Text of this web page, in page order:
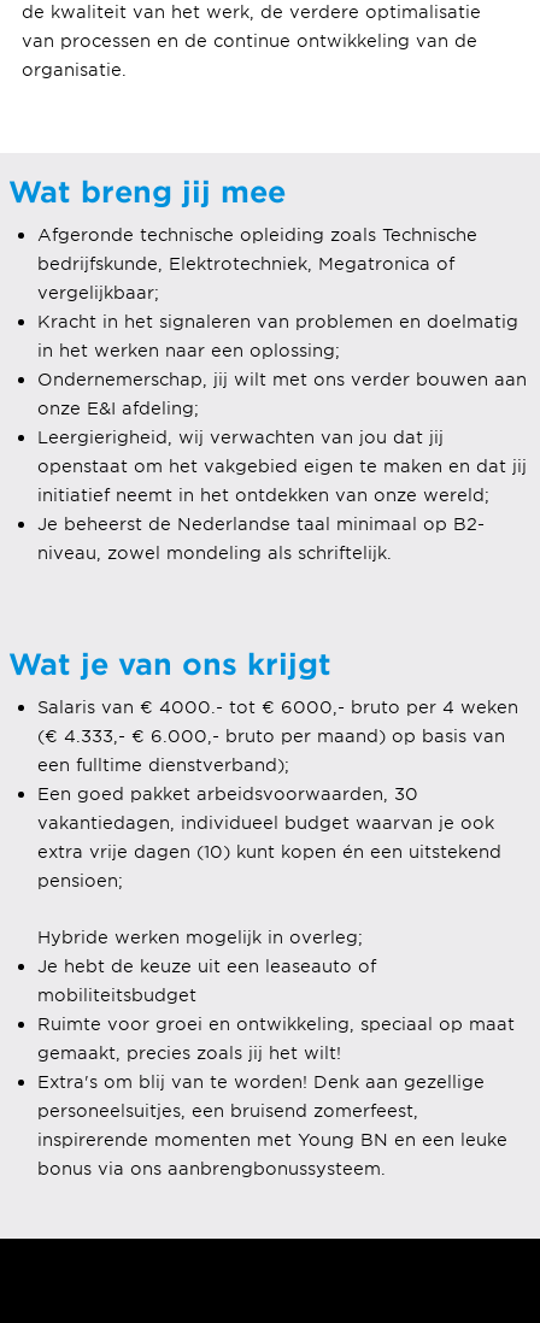
de kwaliteit van het werk, de verdere optimalisatie
van processen en de continue ontwikkeling van de
organisatie.
Wat breng jij mee
Afgeronde technische opleiding zoals Technische
bedrijfskunde, Elektrotechniek, Megatronica of
vergelijkbaar;
Kracht in het signaleren van problemen en doelmatig
in het werken naar een oplossing;
Ondernemerschap, jij wilt met ons verder bouwen aan
onze E&I afdeling;
Leergierigheid, wij verwachten van jou dat jij
openstaat om het vakgebied eigen te maken en dat jij
initiatief neemt in het ontdekken van onze wereld;
Je beheerst de Nederlandse taal minimaal op B2-
niveau, zowel mondeling als schriftelijk.
Wat je van ons krijgt
Salaris van € 4000.- tot € 6000,- bruto per 4 weken
(€ 4.333,- € 6.000,- bruto per maand) op basis van
een fulltime dienstverband);
Een goed pakket arbeidsvoorwaarden, 30
vakantiedagen, individueel budget waarvan je ook
extra vrije dagen (10) kunt kopen én een uitstekend
pensioen;
Hybride werken mogelijk in overleg;
Je hebt de keuze uit een leaseauto of
mobiliteitsbudget
Ruimte voor groei en ontwikkeling, speciaal op maat
gemaakt, precies zoals jij het wilt!
Extra's om blij van te worden! Denk aan gezellige
personeelsuitjes, een bruisend zomerfeest,
inspirerende momenten met Young BN en een leuke
bonus via ons aanbrengbonussysteem.